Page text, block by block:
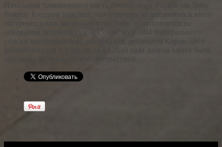
Начальник таможенного поста Речной порт Ростов-на-Дону
Виктор Кирдеев пояснил, что перечень запрещенных к ввозу